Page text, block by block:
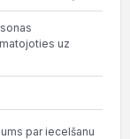
uz
par iecelšanu